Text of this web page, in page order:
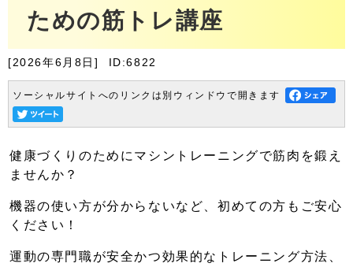
ための筋トレ講座
[2026年6月8日] ID:6822
ソーシャルサイトへのリンクは別ウィンドウで開きます
健康づくりのためにマシントレーニングで筋肉を鍛え
ませんか？
機器の使い方が分からないなど、初めての方もご安心
ください！
運動の専門職が安全かつ効果的なトレーニング方法、